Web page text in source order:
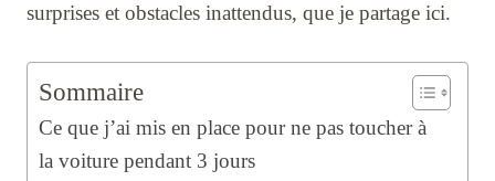
surprises et obstacles inattendus, que je partage ici.
Sommaire
Ce que j’ai mis en place pour ne pas toucher à
la voiture pendant 3 jours